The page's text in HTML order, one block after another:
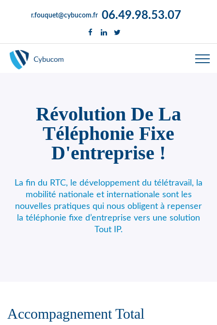
r.fouquet@cybucom.fr 06.49.98.53.07
Révolution De La
Téléphonie Fixe
D'entreprise !
La fin du RTC, le développement du télétravail, la
mobilité nationale et internationale sont les
nouvelles pratiques qui nous obligent à repenser
la téléphonie fixe d’entreprise vers une solution
Tout IP.
Accompagnement Total